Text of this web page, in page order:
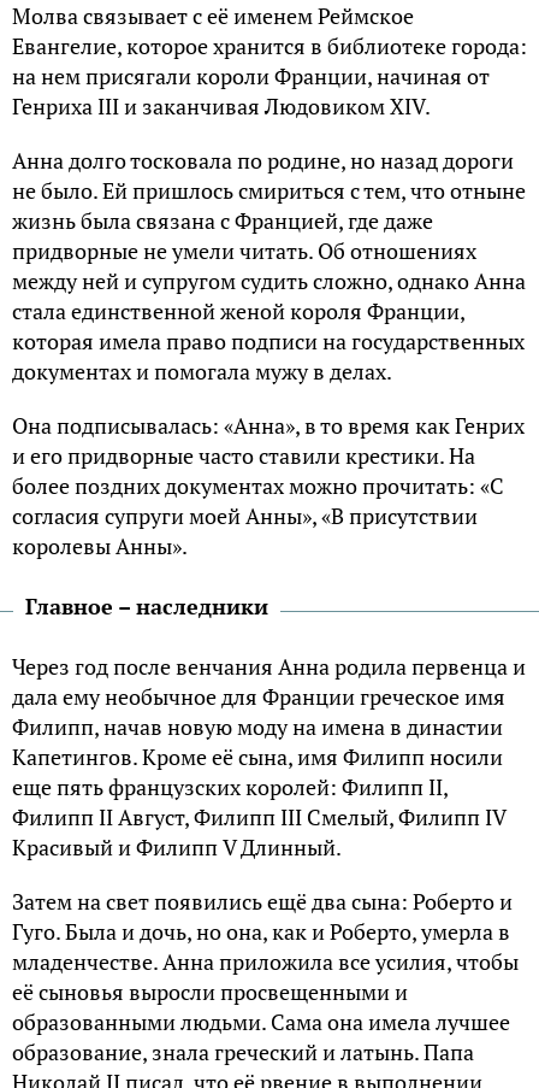
Молва связывает с её именем Реймское
Евангелие, которое хранится в библиотеке города:
на нем присягали короли Франции, начиная от
Генриха III и заканчивая Людовиком XIV.
Анна долго тосковала по родине, но назад дороги
не было. Ей пришлось смириться с тем, что отныне
жизнь была связана с Францией, где даже
придворные не умели читать. Об отношениях
между ней и супругом судить сложно, однако Анна
стала единственной женой короля Франции,
которая имела право подписи на государственных
документах и помогала мужу в делах.
Она подписывалась: «Анна», в то время как Генрих
и его придворные часто ставили крестики. На
более поздних документах можно прочитать: «С
согласия супруги моей Анны», «В присутствии
королевы Анны».
Главное – наследники
Через год после венчания Анна родила первенца и
дала ему необычное для Франции греческое имя
Филипп, начав новую моду на имена в династии
Капетингов. Кроме её сына, имя Филипп носили
еще пять французских королей: Филипп II,
Филипп II Август, Филипп III Смелый, Филипп IV
Красивый и Филипп V Длинный.
Затем на свет появились ещё два сына: Роберто и
Гуго. Была и дочь, но она, как и Роберто, умерла в
младенчестве. Анна приложила все усилия, чтобы
её сыновья выросли просвещенными и
образованными людьми. Сама она имела лучшее
образование, знала греческий и латынь. Папа
Николай II писал, что её рвение в выполнении